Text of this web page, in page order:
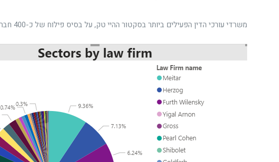
משרדי עורכי הדין הפעילים ביותר בסקטור ההיי טק, על בסיס פילוח של כ-400 חברות העוסקות בתחום: